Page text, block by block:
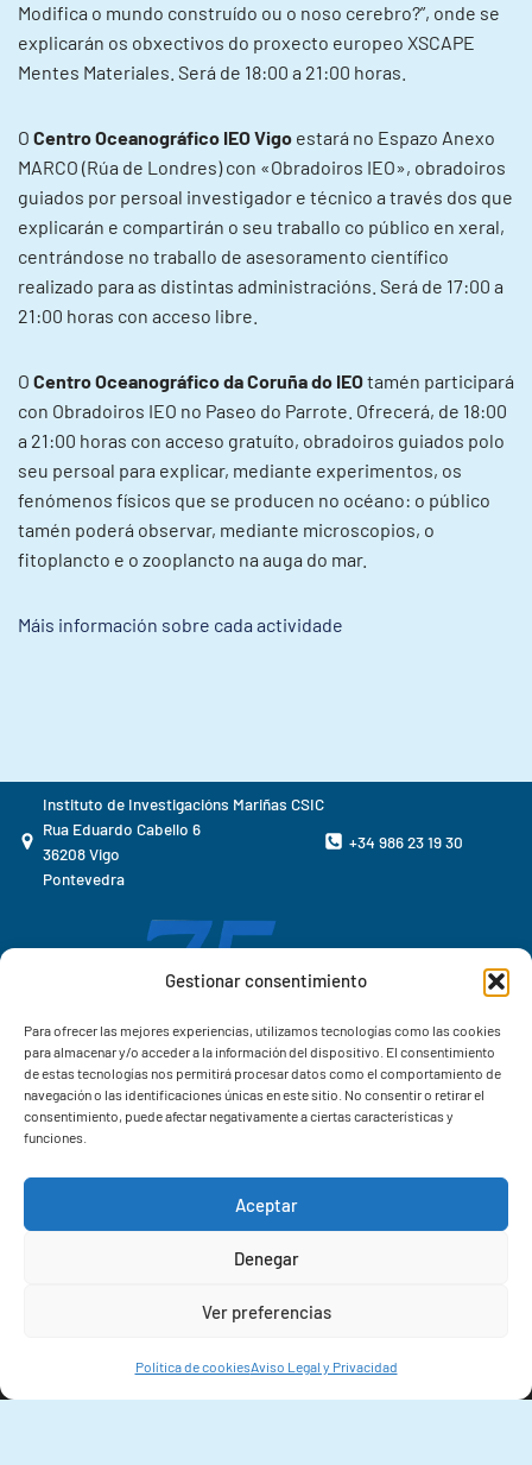
Gestionar consentimiento
Para ofrecer las mejores experiencias, utilizamos tecnologías como las cookies
para almacenar y/o acceder a la información del dispositivo. El consentimiento
de estas tecnologías nos permitirá procesar datos como el comportamiento de
navegación o las identificaciones únicas en este sitio. No consentir o retirar el
consentimiento, puede afectar negativamente a ciertas características y
funciones.
Aceptar
Denegar
Ver preferencias
Política de cookiesAviso Legal y Privacidad
Modifica o mundo construído ou o noso cerebro?”, onde se
explicarán os obxectivos do proxecto europeo XSCAPE
Mentes Materiales. Será de 18:00 a 21:00 horas.
O Centro Oceanográfico IEO Vigo estará no Espazo Anexo
MARCO (Rúa de Londres) con «Obradoiros IEO», obradoiros
guiados por persoal investigador e técnico a través dos que
explicarán e compartirán o seu traballo co público en xeral,
centrándose no traballo de asesoramento científico
realizado para as distintas administracións. Será de 17:00 a
21:00 horas con acceso libre.
O Centro Oceanográfico da Coruña do IEOtamén participará
con Obradoiros IEO no Paseo do Parrote. Ofrecerá, de 18:00
a 21:00 horas con acceso gratuíto, obradoiros guiados polo
seu persoal para explicar, mediante experimentos, os
fenómenos físicos que se producen no océano: o público
tamén poderá observar, mediante microscopios, o
fitoplancto e o zooplancto na auga do mar.
Máis información sobre cada actividade
Instituto de Investigacións Mariñas CSIC
Rua Eduardo Cabello 6
36208 Vigo
Pontevedra
+34 986 23 19 30
Correo IIM